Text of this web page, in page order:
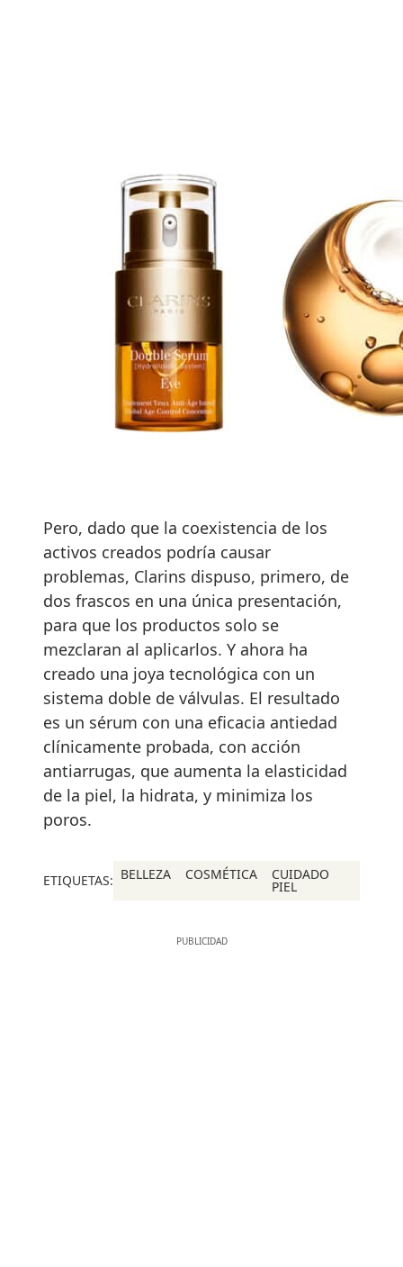
Pero, dado que la coexistencia de los
activos creados podría causar
problemas, Clarins dispuso, primero, de
dos frascos en una única presentación,
para que los productos solo se
mezclaran al aplicarlos. Y ahora ha
creado una joya tecnológica con un
sistema doble de válvulas. El resultado
es un sérum con una eficacia antiedad
clínicamente probada, con acción
antiarrugas, que aumenta la elasticidad
de la piel, la hidrata, y minimiza los
poros.
ETIQUETAS: BELLEZA COSMÉTICA CUIDADO
PIEL